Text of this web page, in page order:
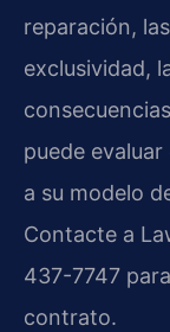
reparación,
exclusividad,
puede
a su modelo
Contacte a
437-7747
contrato.